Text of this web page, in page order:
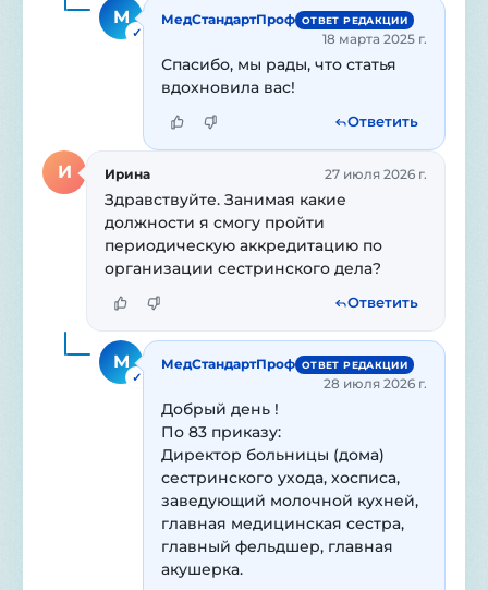
М
✓
МедСтандартПроф ОТВЕТ РЕДАКЦИИ
18 марта 2025 г.
Спасибо, мы рады, что статья
вдохновила вас!
Ответить
И Ирина 27 июля 2026 г.
Здравствуйте. Занимая какие
должности я смогу пройти
периодическую аккредитацию по
организации сестринского дела?
Ответить
М
✓
МедСтандартПроф ОТВЕТ РЕДАКЦИИ
28 июля 2026 г.
Добрый день !
По 83 приказу:
Директор больницы (дома)
сестринского ухода, хосписа,
заведующий молочной кухней,
главная медицинская сестра,
главный фельдшер, главная
акушерка.